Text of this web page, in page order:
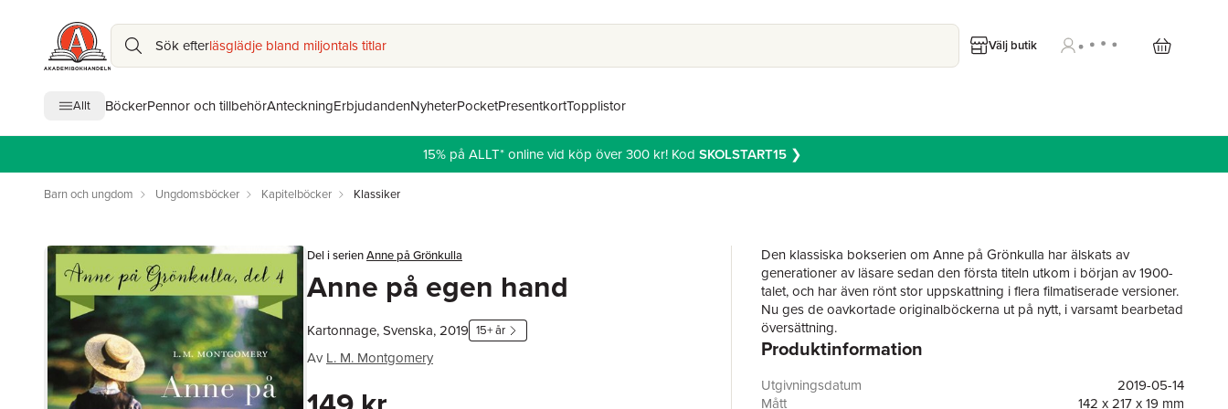
Sök efterläsglädje bland miljontals titlar Välj butik
Allt BöckerPennor och tillbehörAnteckningErbjudandenNyheterPocketPresentkortTopplistor
15% på ALLT* online vid köp över 300 kr! Kod SKOLSTART15❯
Barn och ungdom Ungdomsböcker Kapitelböcker Klassiker
Del i serienAnne på Grönkulla
Anne på egen hand
Kartonnage, Svenska, 2019 15+ år
Av L. M. Montgomery
Den klassiska bokserien om Anne på Grönkulla har älskats av
generationer av läsare sedan den första titeln utkom i början av 1900-
talet, och har även rönt stor uppskattning i flera filmatiserade versioner.
Nu ges de oavkortade originalböckerna ut på nytt, i varsamt bearbetad
översättning.
Anne och Gilbert har äntligen förlovat sig med varandra, men innan
deras gemensamma framtid kan börja. Undertiden blir Anne anställd
på en skola i Summerside, där hon får kämpa mot såväl en avundsjuk
Produktinformation
Utgivningsdatum
2019-05-14
Mått
142 x 217 x 19 mm